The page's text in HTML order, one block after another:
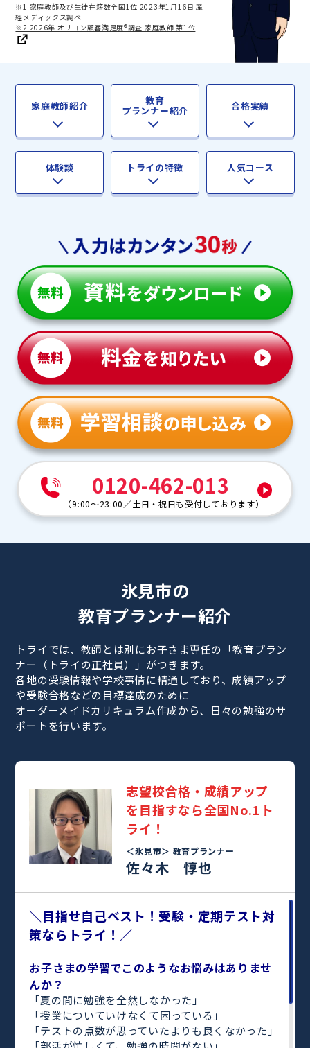
※1 家庭教師及び生徒在籍数全国1位 2023年1月16日 産
經メディックス調べ
※2 2026年 オリコン顧客満足度®調査 家庭教師 第1位
家庭教師紹介 教育
プランナー紹介 合格実績
体験談 トライの特徴 人気コース
0120-462-013
（9:00～23:00 ／土日・祝日も受付しております）
氷見市の
教育プランナー紹介
トライでは、教師とは別にお子さま専任の「教育プラン
ナー（トライの正社員）」がつきます。
各地の受験情報や学校事情に精通しており、成績アップ
や受験合格などの目標達成のために
オーダーメイドカリキュラム作成から、日々の勉強のサ
ポートを行います。
志望校合格・成績アップ
を目指すなら全国No.1ト
ライ！
＜氷見市＞ 教育プランナー
佐々木 惇也
＼目指せ自己ベスト！受験・定期テスト対
策ならトライ！／
お子さまの学習でこのようなお悩みはありませ
んか？
「夏の間に勉強を全然しなかった」
「授業についていけなくて困っている」
「テストの点数が思っていたよりも良くなかった」